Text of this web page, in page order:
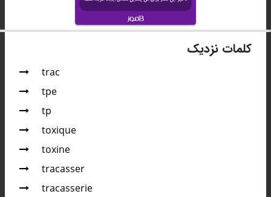
کلمات نزدیک
trac
tpe
tp
toxique
toxine
tracasser
tracasserie